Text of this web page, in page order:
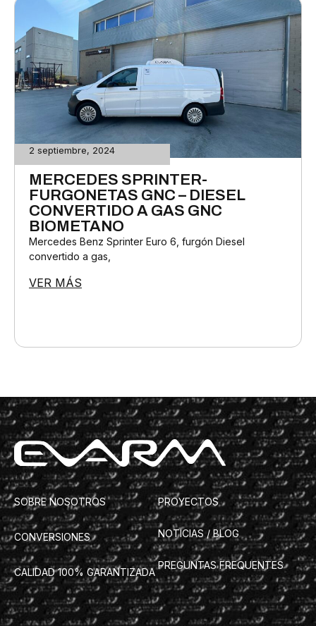
2 septiembre, 2024
MERCEDES SPRINTER-
FURGONETAS GNC – DIESEL
CONVERTIDO A GAS GNC
BIOMETANO
Mercedes Benz Sprinter Euro 6, furgón Diesel
convertido a gas,
VER MÁS
SOBRE NOSOTROS
CONVERSIONES
CALIDAD 100% GARANTIZADA
PROYECTOS
NOTICIAS / BLOG
PREGUNTAS FREQUENTES